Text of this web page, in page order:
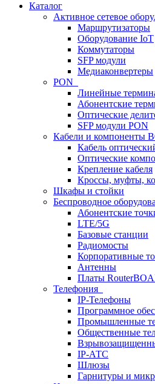
Каталог
Активное сетевое
Маршрутизаторы
Оборудование IoT
Коммутаторы
SFP модули
Медиаконвертеры
PON
Линейные
Абонентские
Оптические
SFP модули PON
Кабели и компоненты
Кабель
Оптические
Крепление кабеля
Кроссы, муфты,
Шкафы и стойки
Беспроводное
Абонентские
LTE/5G
Базовые станции
Радиомосты
Корпоративные
Антенны
Платы
Телефония
IP-Телефоны
Программное
Промышленные
Общественные
IP-АТС
Шлюзы
Гарнитуры и